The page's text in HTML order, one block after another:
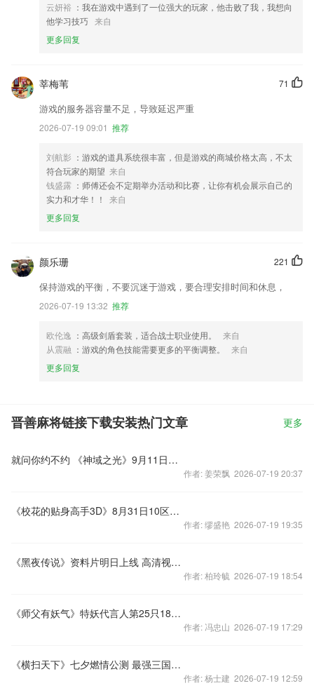
云妍裕 ：我在游戏中遇到了一位强大的玩家，他击败了我，我想向
他学习技巧 来自
更多回复
71
莘梅苇
游戏的服务器容量不足，导致延迟严重
2026-07-19 09:01 推荐
刘航影 ：游戏的道具系统很丰富，但是游戏的商城价格太高，不太
符合玩家的期望 来自
钱盛露 ：师傅还会不定期举办活动和比赛，让你有机会展示自己的
实力和才华！！
来自
更多回复
221
颜乐珊
保持游戏的平衡，不要沉迷于游戏，要合理安排时间和休息，
2026-07-19 13:32 推荐
欧伦逸 ：高级剑盾套装，适合战士职业使用。
来自
从震融 ：游戏的角色技能需要更多的平衡调整。
来自
更多回复
晋善麻将链接下载安装热门文章 更多
就问你约不约 《神域之光》9月11日开启安卓公测
作者: 姜荣飘 2026-07-19 20:37
《校花的贴身高手3D》8月31日10区许诗涵火爆开启
作者: 缪盛艳 2026-07-19 19:35
《黑夜传说》资料片明日上线 高清视频无节操首爆
作者: 柏玲毓 2026-07-19 18:54
《师父有妖气》特妖代言人第25只18183CEO 刘辉
作者: 冯忠山 2026-07-19 17:29
《横扫天下》七夕燃情公测 最强三国PK手游等你来战！
作者: 杨士建 2026-07-19 12:59